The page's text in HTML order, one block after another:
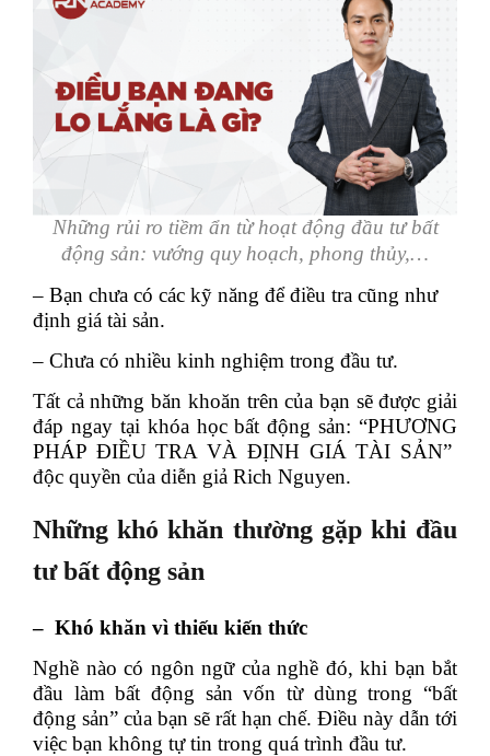
Những rủi ro tiềm ẩn từ hoạt động đầu tư bất
động sản: vướng quy hoạch, phong thủy,…
– Bạn chưa có các kỹ năng để điều tra cũng như
định giá tài sản.
– Chưa có nhiều kinh nghiệm trong đầu tư.
Tất cả những băn khoăn trên của bạn sẽ được giải
đáp ngay tại khóa học bất động sản: “PHƯƠNG
PHÁP ĐIỀU TRA VÀ ĐỊNH GIÁ TÀI SẢN”
độc quyền của diễn giả Rich Nguyen.
Những khó khăn thường gặp khi đầu
tư bất động sản
– Khó khăn vì thiếu kiến thức
Nghề nào có ngôn ngữ của nghề đó, khi bạn bắt
đầu làm bất động sản vốn từ dùng trong “bất
động sản” của bạn sẽ rất hạn chế. Điều này dẫn tới
việc bạn không tự tin trong quá trình đầu tư.